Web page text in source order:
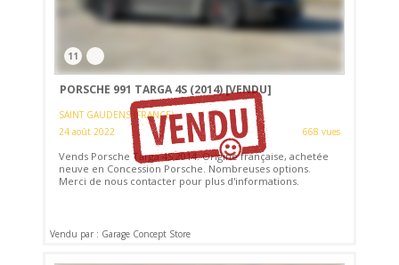
11
PORSCHE 991 TARGA 4S (2014)[VENDU]
SAINT GAUDENS (FRANCE)
24 août 2022
668 vues
Vends Porsche Targa 4S 2014. Origine française, achetée
neuve en Concession Porsche. Nombreuses options.
Merci de nous contacter pour plus d'informations.
Vendu par : Garage Concept Store